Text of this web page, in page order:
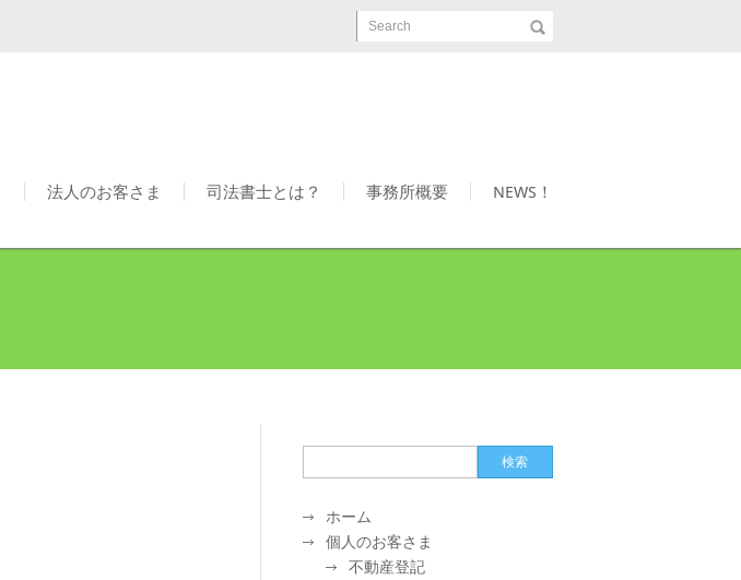
Search
法人のお客さま 司法書士とは？ 事務所概要 NEWS！
ホーム
個人のお客さま
不動産登記